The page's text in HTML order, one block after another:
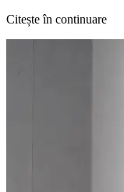
Citește în continuare